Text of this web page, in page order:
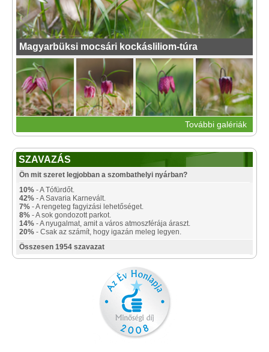
Magyarbüksi mocsári kockásliliom-túra
További galériák
SZAVAZÁS
Ön mit szeret legjobban a szombathelyi nyárban?
10% - A Tófürdőt.
42% - A Savaria Karnevált.
7% - A rengeteg fagyizási lehetőséget.
8% - A sok gondozott parkot.
14% - A nyugalmat, amit a város atmoszférája áraszt.
20% - Csak az számít, hogy igazán meleg legyen.
Összesen 1954 szavazat